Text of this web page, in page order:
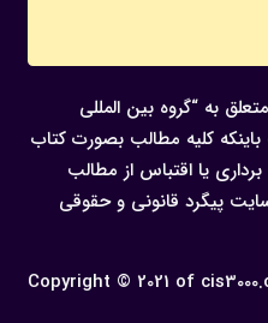
به “گروه بین المللی
کلیه مطالب بصورت کتاب
یا اقتباس از مطالب
پیگرد قانونی و حقوقی
Copyright © 2021 of